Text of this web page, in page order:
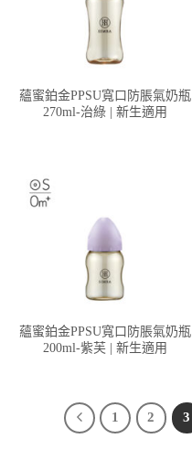
蘊蜜鉑金PPSU寬口防脹氣奶瓶
270ml-治綠 | 新生適用
蘊蜜鉑金PPSU寬口防脹氣奶瓶
200ml-紫芙 | 新生適用
1 2 3